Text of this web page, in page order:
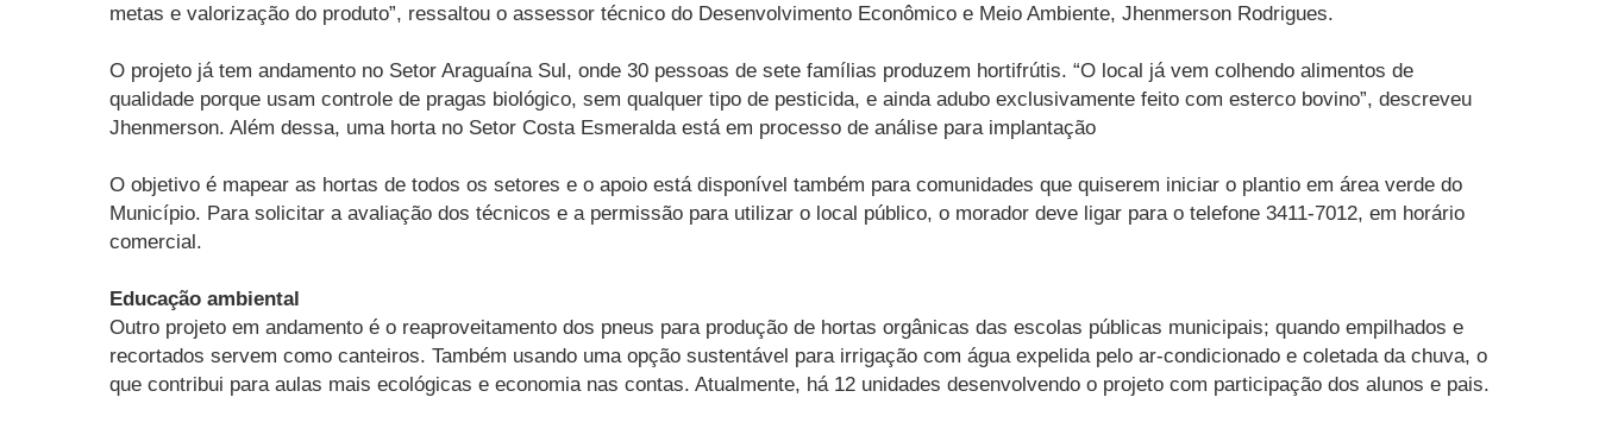
metas e valorização do produto”, ressaltou o assessor técnico do Desenvolvimento Econômico e Meio Ambiente, Jhenmerson Rodrigues.
O projeto já tem andamento no Setor Araguaína Sul, onde 30 pessoas de sete famílias produzem hortifrútis. “O local já vem colhendo alimentos de
qualidade porque usam controle de pragas biológico, sem qualquer tipo de pesticida, e ainda adubo exclusivamente feito com esterco bovino”, descreveu
Jhenmerson. Além dessa, uma horta no Setor Costa Esmeralda está em processo de análise para implantação
O objetivo é mapear as hortas de todos os setores e o apoio está disponível também para comunidades que quiserem iniciar o plantio em área verde do
Município. Para solicitar a avaliação dos técnicos e a permissão para utilizar o local público, o morador deve ligar para o telefone 3411-7012, em horário
comercial.
Educação ambiental
Outro projeto em andamento é o reaproveitamento dos pneus para produção de hortas orgânicas das escolas públicas municipais; quando empilhados e
recortados servem como canteiros. Também usando uma opção sustentável para irrigação com água expelida pelo ar-condicionado e coletada da chuva, o
que contribui para aulas mais ecológicas e economia nas contas. Atualmente, há 12 unidades desenvolvendo o projeto com participação dos alunos e pais.